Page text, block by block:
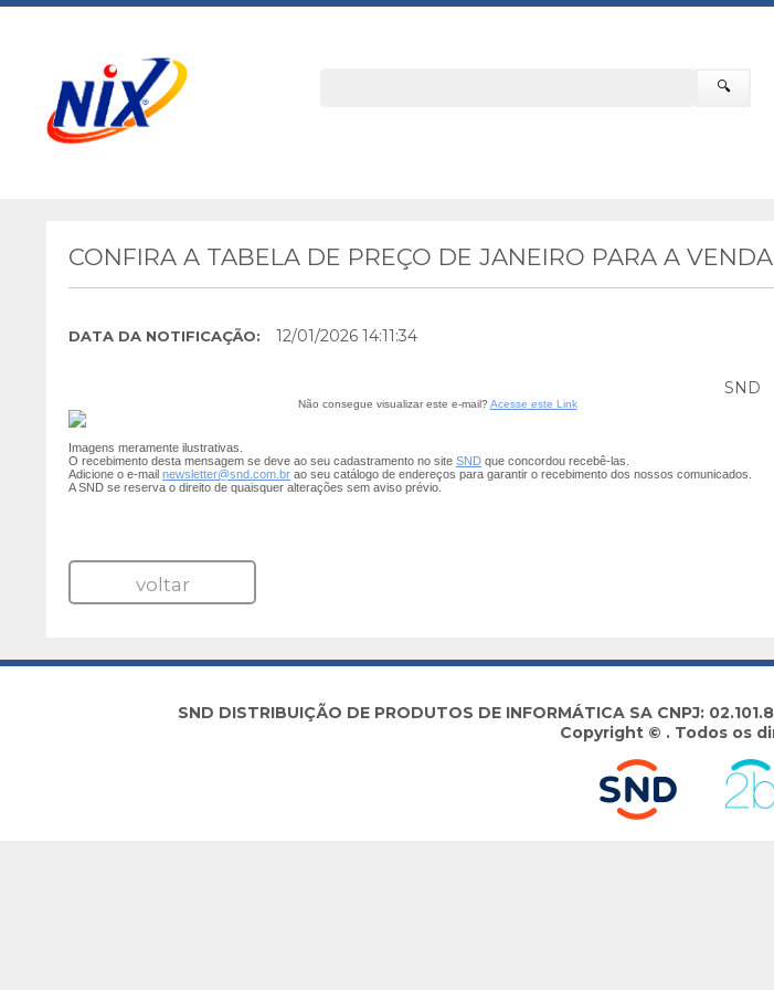
🔍
CONFIRA A TABELA DE PREÇO DE JANEIRO PARA A
DATA DA NOTIFICAÇÃO: 12/01/2026 14:11:34
SND
Não consegue visualizar este e-mail? Acesse este Link
Imagens meramente ilustrativas.
O recebimento desta mensagem se deve ao seu cadastramento no site SND que concordou recebê-las.
Adicione o e-mail newsletter@snd.com.br ao seu catálogo de endereços para garantir o recebimento dos nossos comunicados.
A SND se reserva o direito de quaisquer alterações sem aviso prévio.
voltar
SND DISTRIBUIÇÃO DE PRODUTOS DE INFORMÁTICA SA CNPJ:
Copyright © . Todos os